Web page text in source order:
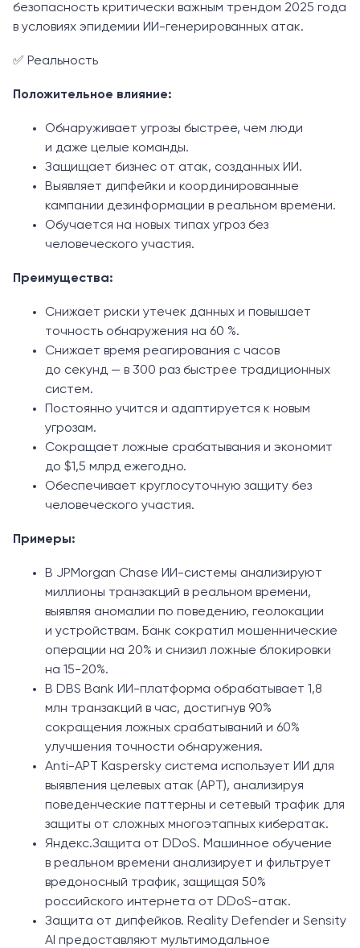
безопасность критически важным трендом 2025 года
в условиях эпидемии ИИ-генерированных атак.
✅ Реальность
Положительное влияние:
Обнаруживает угрозы быстрее, чем люди
и даже целые команды.
Защищает бизнес от атак, созданных ИИ.
Выявляет дипфейки и координированные
кампании дезинформации в реальном времени.
Обучается на новых типах угроз без
человеческого участия.
Преимущества:
Снижает риски утечек данных и повышает
точность обнаружения на 60 %.
Снижает время реагирования с часов
до секунд — в 300 раз быстрее традиционных
систем.
Постоянно учится и адаптируется к новым
угрозам.
Сокращает ложные срабатывания и экономит
до $1,5 млрд ежегодно.
Обеспечивает круглосуточную защиту без
человеческого участия.
Примеры:
В JPMorgan Chase ИИ-системы анализируют
миллионы транзакций в реальном времени,
выявляя аномалии по поведению, геолокации
и устройствам. Банк сократил мошеннические
операции на 20% и снизил ложные блокировки
на 15-20%.
В DBS Bank ИИ-платформа обрабатывает 1,8
млн транзакций в час, достигнув 90%
сокращения ложных срабатываний и 60%
улучшения точности обнаружения.
Anti-APT Kaspersky система использует ИИ для
выявления целевых атак (APT), анализируя
поведенческие паттерны и сетевый трафик для
защиты от сложных многоэтапных кибератак.
Яндекс.Защита от DDoS. Машинное обучение
в реальном времени анализирует и фильтрует
вредоносный трафик, защищая 50%
российского интернета от DDoS-атак.
Защита от дипфейков. Reality Defender и Sensity
AI предоставляют мультимодальное